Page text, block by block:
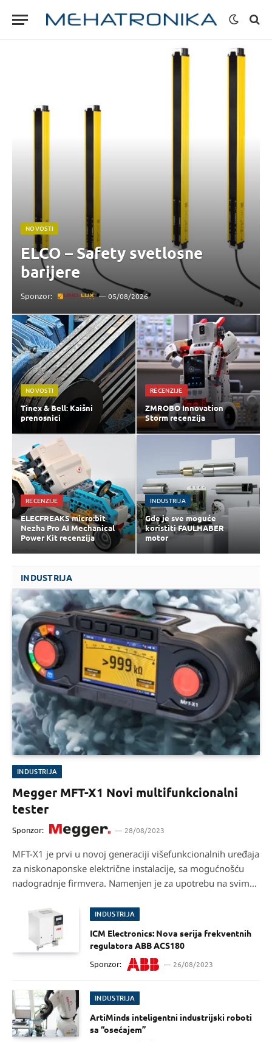
NOVOSTI
ELCO – Safety svetlosne
barijere
Sponzor: 05/08/2026
NOVOSTI
Tinex & Bell: Kaišni
prenosnici
RECENZIJE
ZMROBO Innovation
Storm recenzija
RECENZIJE
ELECFREAKS micro:bit
Nezha Pro AI Mechanical
Power Kit recenzija
INDUSTRIJA
Gde je sve moguće
koristiti FAULHABER
motor
INDUSTRIJA
INDUSTRIJA
Megger MFT-X1 Novi multifunkcionalni
tester
Sponzor: 28/08/2023
MFT-X1 je prvi u novoj generaciji višefunkcionalnih uređaja
za niskonaponske električne instalacije, sa mogućnošću
nadogradnje firmvera. Namenjen je za upotrebu na svim
tačke punjenja EV i kućne solarne sisteme.
INDUSTRIJA
ICM Electronics: Nova serija frekventnih
regulatora ABB ACS180
Sponzor: 26/08/2023
INDUSTRIJA
ArtiMinds inteligentni industrijski roboti
sa “osećajem”